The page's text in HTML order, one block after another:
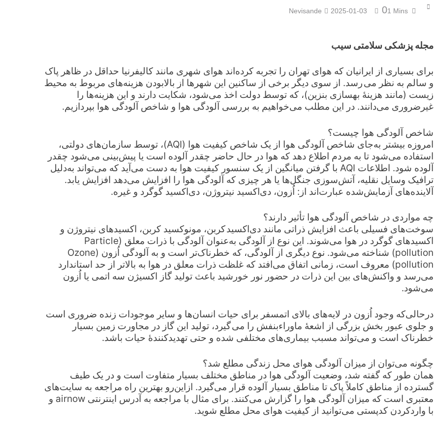
Nevisande 2025-01-03 01 Mins
مجله پزشکی سلامتی سیب
برای بسياری از ايرانيان که هوای تهران را تجربه کرده‌اند هوای شهری مانند کاليفرنيا حداقل در ظاهر پاک
و سالم به نظر می ‌رسد. از سوی ديگر برخی از ساکنين این شهرها از بالابودن هزينه‌های مربوط به محيط
زيست (مانند هزينۀ بهسازی بنزين)، که توسط دولت اخذ می‌شود، شکايت دارند و اين هزينه‌ها را
غيرضروری می‌دانند. در این مطلب می‌خواهیم به بررسی آلودگی هوا و شاخص آلودگی هوا بپردازیم.
شاخص آلودگی هوا چیست؟
امروزه بیشتر به‌جای شاخص آلودگی هوا از یک شاخص کیفیت هوا (AQI)، توسط سازمان‌های دولتی،
استفاده می‌شود تا به مردم اطلاع دهد که هوا در حال حاضر چقدر آلوده است یا پیش‌بینی می‌شود چقدر
آلوده شود. اطلاعات AQI با گرفتن میانگین از یک سنسور کیفیت هوا به دست می‌آید که می‌تواند به‌دلیل
ترافیک وسایل نقلیه، آتش‌سوزی جنگل‌ها یا هر چیزی که آلودگی هوا را افزایش ‌می‌دهد افزایش یابد.
آلاینده‌های آزمایش‌شده عبارت‌اند از: اُزون، دی‌اکسید نیتروژن، دی‌اکسید گوگرد و غیره.
چه مواردی در شاخص آلودگی هوا تأثیر دارند؟
سوخت‌های فسيلی باعث افزايش ذراتی مانند دی‌اکسيد کربن، مونوکسيد کربن، اکسيدهای نيتروژن و
اکسيدهای گوگرد در هوا می‌شوند. اين نوع از آلودگی به‌عنوان آلودگی با ذرات معلق (Particle
pollution) شناخته می‌شود. نوع ديگری از آلودگی، که خطرناک‌تر است و به آلودگی اُزون (Ozone
pollution) معروف است، زمانی اتفاق می‌افتد که غلظت ذرات معلق در هوا به بالاتر از حد استاندارد
می‌رسد و واکنش‌های بين اين ذرات در حضور نور خورشيد باعث توليد گاز اکسيژن سه اتمی يا اُزون
می‌شود.
درحالی‌که وجود اُزون در لايه‌های بالای اتمسفر برای حيات انسان‌ها و ساير موجودات زنده ضروری است
و جلوی عبور بخش بزرگی از اشعۀ ماوراء‌بنفش را می گيرد، توليد اين گاز در مجاورت زمین بسيار
خطرناک است و می‌تواند مسبب بيماری‌های مختلفی شده و حتی تهديدکنندۀ حيات باشد.
چگونه می‌توان از میزان آلودگی هوای محل زندگی مطلع شد؟
همان طور که گفته شد، وضعيت آلودگی هوا در مناطق مختلف بسیار متفاوت است و در يک طيف
گسترده از مناطق کاملاً پاک تا مناطق بسيار آلوده قرار می‌گيرد. ازاين‌رو بهترين راه مراجعه به سايت‌های
معتبری است که میزان آلودگی هوا را گزارش می‌کنند. برای مثال با مراجعه به آدرس اينترنتی airnow و
با واردکردن کدپستی می‌توانيد از کيفيت هوای محل مطلع شوید.